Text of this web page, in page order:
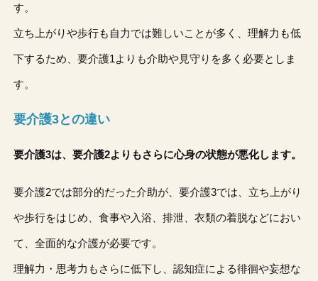
す。
立ち上がりや歩行も自力では難しいことが多く、理解力も低
下するため、要介護1よりも介助や見守りを多く必要としま
す。
要介護3との違い
要介護3は、要介護2よりもさらに心身の状態が悪化します。
要介護2では部分的だった介助が、要介護3では、立ち上がり
や歩行をはじめ、食事や入浴、排泄、衣類の着脱などにおい
て、全面的な介護が必要です。
理解力・思考力もさらに低下し、認知症による徘徊や妄想な